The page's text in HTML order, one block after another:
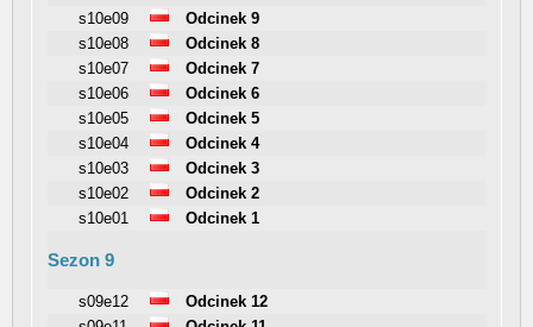
s10e09
Odcinek 9
s10e08
Odcinek 8
s10e07
Odcinek 7
s10e06
Odcinek 6
s10e05
Odcinek 5
s10e04
Odcinek 4
s10e03
Odcinek 3
s10e02
Odcinek 2
s10e01
Odcinek 1
Sezon 9
s09e12
Odcinek 12